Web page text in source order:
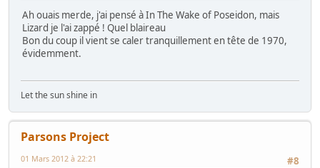
Ah ouais merde, j'ai pensé à In The Wake of Poseidon, mais
Lizard je l'ai zappé ! Quel blaireau
Bon du coup il vient se caler tranquillement en tête de 1970,
évidemment.
Let the sun shine in
Parsons Project
#8
01 Mars 2012 à 22:21